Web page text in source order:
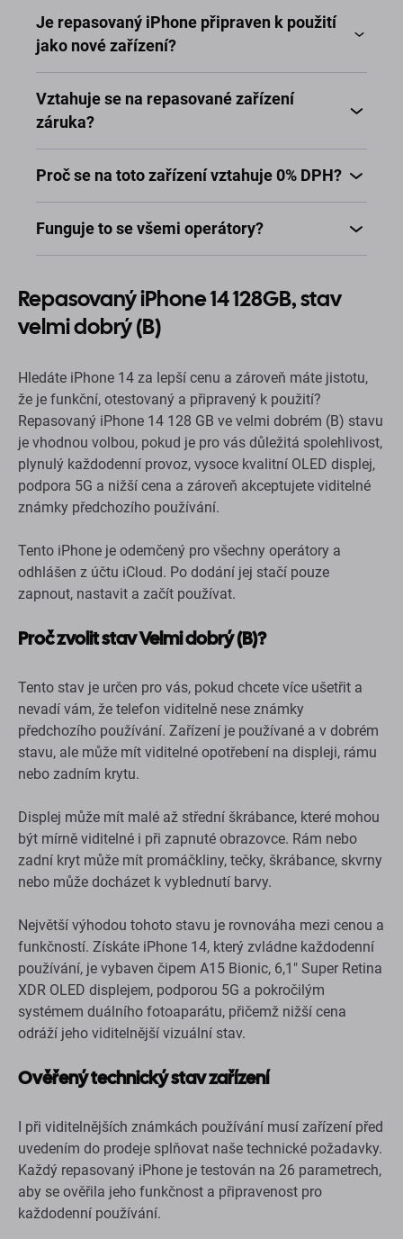
Je repasovaný iPhone připraven k použití
jako nové zařízení?
Vztahuje se na repasované zařízení
záruka?
Proč se na toto zařízení vztahuje 0% DPH?
Funguje to se všemi operátory?
Repasovaný iPhone 14 128GB, stav
velmi dobrý (B)
Hledáte iPhone 14 za lepší cenu a zároveň máte jistotu,
že je funkční, otestovaný a připravený k použití?
Repasovaný iPhone 14 128 GB ve velmi dobrém (B) stavu
je vhodnou volbou, pokud je pro vás důležitá spolehlivost,
plynulý každodenní provoz, vysoce kvalitní OLED displej,
podpora 5G a nižší cena a zároveň akceptujete viditelné
známky předchozího používání.
Tento iPhone je odemčený pro všechny operátory a
odhlášen z účtu iCloud. Po dodání jej stačí pouze
zapnout, nastavit a začít používat.
Proč zvolitstav Velmi dobrý (B)?
Tento stav je určen pro vás, pokud chcete více ušetřit a
nevadí vám, že telefon viditelně nese známky
předchozího používání. Zařízení je používané a v dobrém
stavu, ale může mít viditelné opotřebení na displeji, rámu
nebo zadním krytu.
Displej může mít malé až střední škrábance, které mohou
být mírně viditelné i při zapnuté obrazovce. Rám nebo
zadní kryt může mít promáčkliny, tečky, škrábance, skvrny
nebo může docházet k vyblednutí barvy.
Největší výhodou tohoto stavu je rovnováha mezi cenou a
funkčností. Získáte iPhone 14, který zvládne každodenní
používání, je vybaven čipem A15 Bionic, 6,1" Super Retina
XDR OLED displejem, podporou 5G a pokročilým
systémem duálního fotoaparátu, přičemž nižší cena
odráží jeho viditelnější vizuální stav.
Ověřený technický stav zařízení
I při viditelnějších známkách používání musí zařízení před
uvedením do prodeje splňovat naše technické požadavky.
Každý repasovaný iPhone je testován na 26 parametrech,
aby se ověřila jeho funkčnost a připravenost pro
každodenní používání.